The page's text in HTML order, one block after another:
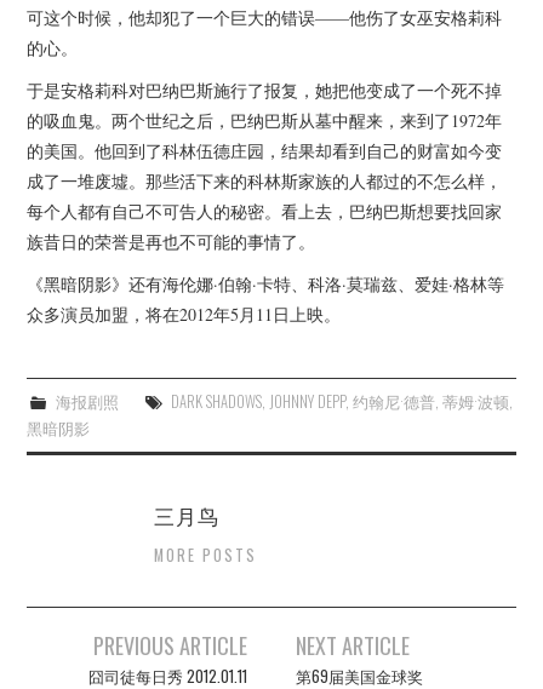
可这个时候，他却犯了一个巨大的错误——他伤了女巫安格莉科
的心。
于是安格莉科对巴纳巴斯施行了报复，她把他变成了一个死不掉
的吸血鬼。两个世纪之后，巴纳巴斯从墓中醒来，来到了1972年
的美国。他回到了科林伍德庄园，结果却看到自己的财富如今变
成了一堆废墟。那些活下来的科林斯家族的人都过的不怎么样，
每个人都有自己不可告人的秘密。看上去，巴纳巴斯想要找回家
族昔日的荣誉是再也不可能的事情了。
《黑暗阴影》还有海伦娜·伯翰·卡特、科洛·莫瑞兹、爱娃·格林等
众多演员加盟，将在2012年5月11日上映。
海报剧照 DARK SHADOWS, JOHNNY DEPP, 约翰尼·德普, 蒂姆·波顿,
黑暗阴影
三月鸟
MORE POSTS
PREVIOUS ARTICLE
囧司徒每日秀 2012.01.11
NEXT ARTICLE
第69届美国金球奖